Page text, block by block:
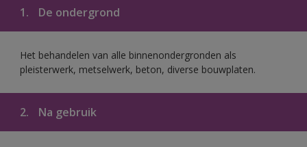
1. De ondergrond
Het behandelen van alle binnenondergronden als
pleisterwerk, metselwerk, beton, diverse bouwplaten.
2. Na gebruik